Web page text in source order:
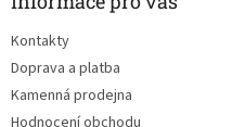
Kontakty
Doprava a platba
Kamenná prodejna